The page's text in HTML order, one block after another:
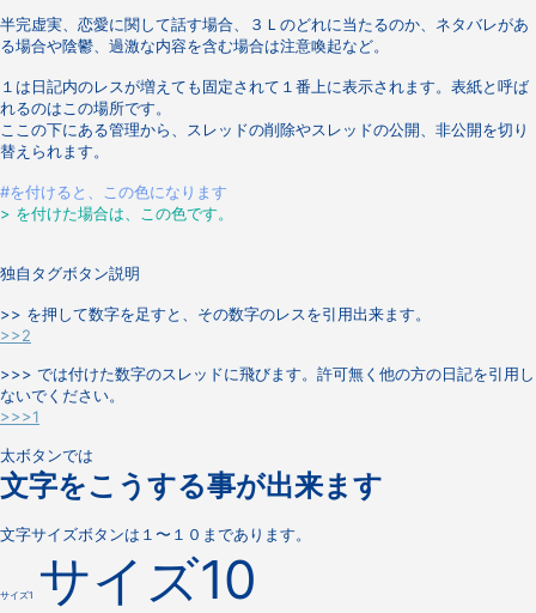
半完虚実、恋愛に関して話す場合、３Ｌのどれに当たるのか、ネタバレがあ
る場合や陰鬱、過激な内容を含む場合は注意喚起など。
１は日記内のレスが増えても固定されて１番上に表示されます。表紙と呼ば
れるのはこの場所です。
ここの下にある管理から、スレッドの削除やスレッドの公開、非公開を切り
替えられます。
#を付けると、この色になります
> を付けた場合は、この色です。
独自タグボタン説明
>> を押して数字を足すと、その数字のレスを引用出来ます。
>>2
>>> では付けた数字のスレッドに飛びます。許可無く他の方の日記を引用し
ないでください。
>>>1
太ボタンでは
文字をこうする事が出来ます
文字サイズボタンは１〜１０まであります。
サイズ1 サイズ10